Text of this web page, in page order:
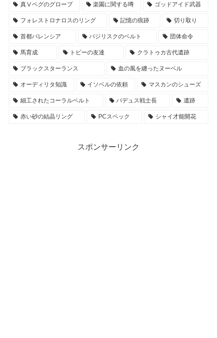
真Ⅴベグのグローブ 楽園に関する噂 ゴッドアイド武器
フォレストロナロスのリング 記憶の痕跡 切り取り
首都バレンシア バジリスクのベルト 団体命令
馬育成 トビーの友達 クラトゥカ古代遺跡
ブラックスターランス 血の風を纏ったヌーベル
オーディリタ知識 イソベルの依頼 マスカンのシューズ
細工されたコーラルベルト パデュス戦士長 遺跡
赤い砂の結晶リング PCスペック シャイ才能開花
スポンサーリンク